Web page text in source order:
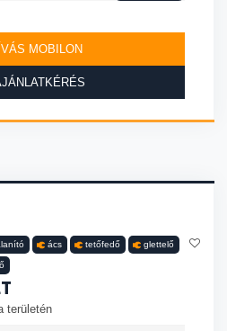
MOBILON
ács tetőfedő glettelő
területén